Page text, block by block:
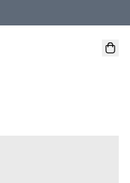
送貨、本地取貨 )